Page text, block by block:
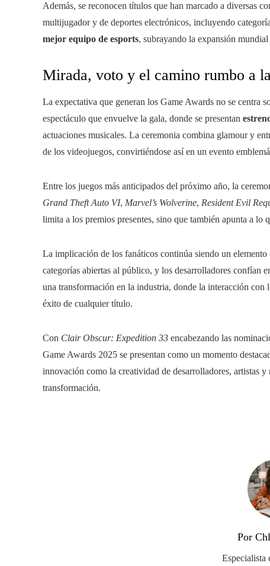
Además, se reconocen títulos que han marcado a diversas
multijugador y de deportes electrónicos, incluyendo
mejor equipo de esports, subrayando la expansión
Mirada, voto y el camino rumbo a
La expectativa que generan los Game Awards no se centra
espectáculo que envuelve la gala, donde se presentan
actuaciones musicales. La ceremonia combina glamour y
de los videojuegos, convirtiéndose así en un evento
Entre los juegos más anticipados del próximo año, la
Grand Theft Auto VI, Marvel’s Wolverine, Resident Evil
limita a los premios presentes, sino que también apunta a lo
La implicación de los fanáticos continúa siendo un
categorías abiertas al público, y los desarrolladores confían
una transformación en la industria, donde la interacción con
éxito de cualquier título.
Con Clair Obscur: Expedition 33 encabezando las
Game Awards 2025 se presentan como un momento
innovación como la creatividad de desarrolladores, artistas
transformación.
Por
Especialista